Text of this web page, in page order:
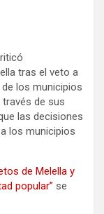
tras el veto a
los municipios
de sus
las decisiones
los municipios
de Melella y
popular” se